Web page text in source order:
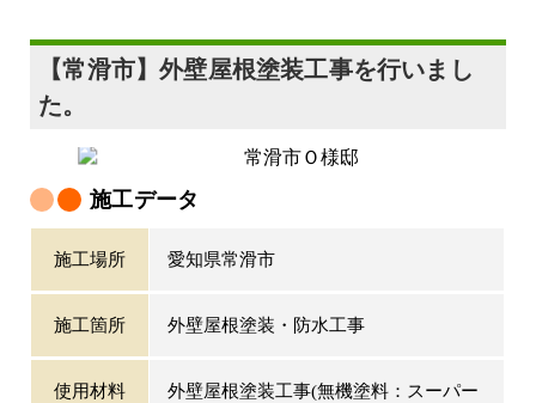
【常滑市】外壁屋根塗装工事を行いまし
た。
施工データ
施工場所 愛知県常滑市
施工箇所 外壁屋根塗装・防水工事
使用材料
外壁屋根塗装工事(無機塗料：スーパー